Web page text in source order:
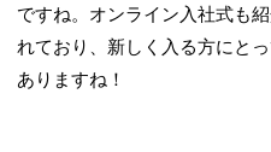
ですね。オンライン入社式も
れており、新しく入る方にと
ありますね！